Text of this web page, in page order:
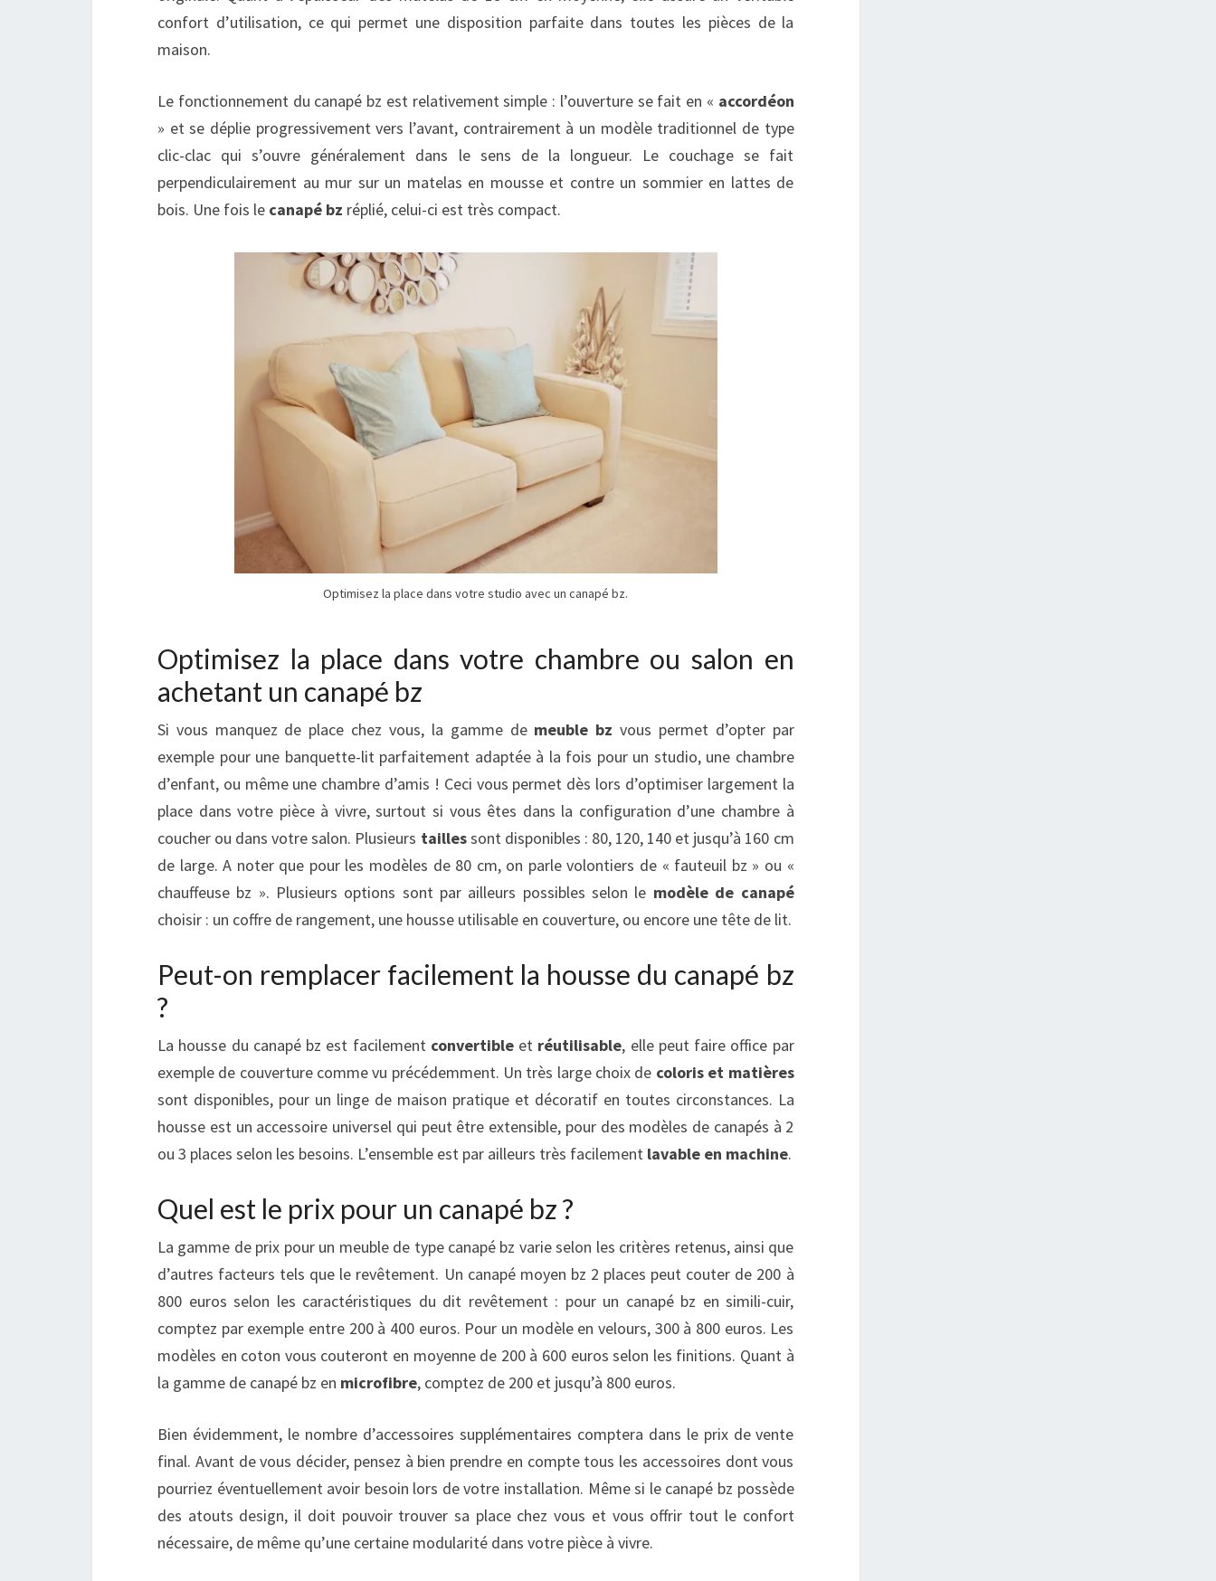
confort d’utilisation, ce qui permet une disposition parfaite dans toutes les pièces de la
maison.
Le fonctionnement du canapé bz est relativement simple : l’ouverture se fait en « accordéon
» et se déplie progressivement vers l’avant, contrairement à un modèle traditionnel de type
clic-clac qui s’ouvre généralement dans le sens de la longueur. Le couchage se fait
perpendiculairement au mur sur un matelas en mousse et contre un sommier en lattes de
bois. Une fois le canapé bz réplié, celui-ci est très compact.
Optimisez la place dans votre studio avec un canapé bz.
Optimisez la place dans votre chambre ou salon en
achetant un canapé bz
Si vous manquez de place chez vous, la gamme de meuble bz vous permet d’opter par
exemple pour une banquette-lit parfaitement adaptée à la fois pour un studio, une chambre
d’enfant, ou même une chambre d’amis ! Ceci vous permet dès lors d’optimiser largement la
place dans votre pièce à vivre, surtout si vous êtes dans la configuration d’une chambre à
coucher ou dans votre salon. Plusieurs taillessont disponibles : 80, 120, 140 et jusqu’à 160 cm
de large. A noter que pour les modèles de 80 cm, on parle volontiers de « fauteuil bz » ou «
chauffeuse bz ». Plusieurs options sont par ailleurs possibles selon le modèle de canapé
choisir : un coffre de rangement, une housse utilisable en couverture, ou encore une tête de lit.
Peut-on remplacer facilement la housse du canapé bz
?
La housse du canapé bz est facilement convertible et réutilisable, elle peut faire office par
exemple de couverture comme vu précédemment. Un très large choix de coloris et matières
sont disponibles, pour un linge de maison pratique et décoratif en toutes circonstances. La
housse est un accessoire universel qui peut être extensible, pour des modèles de canapés à 2
ou 3 places selon les besoins. L’ensemble est par ailleurs très facilement lavable en machine.
Quel est le prix pour un canapé bz ?
La gamme de prix pour un meuble de type canapé bz varie selon les critères retenus, ainsi que
d’autres facteurs tels que le revêtement. Un canapé moyen bz 2 places peut couter de 200 à
800 euros selon les caractéristiques du dit revêtement : pour un canapé bz en simili-cuir,
comptez par exemple entre 200 à 400 euros. Pour un modèle en velours, 300 à 800 euros. Les
modèles en coton vous couteront en moyenne de 200 à 600 euros selon les finitions. Quant à
la gamme de canapé bz en microfibre, comptez de 200 et jusqu’à 800 euros.
Bien évidemment, le nombre d’accessoires supplémentaires comptera dans le prix de vente
final. Avant de vous décider, pensez à bien prendre en compte tous les accessoires dont vous
pourriez éventuellement avoir besoin lors de votre installation. Même si le canapé bz possède
des atouts design, il doit pouvoir trouver sa place chez vous et vous offrir tout le confort
nécessaire, de même qu’une certaine modularité dans votre pièce à vivre.